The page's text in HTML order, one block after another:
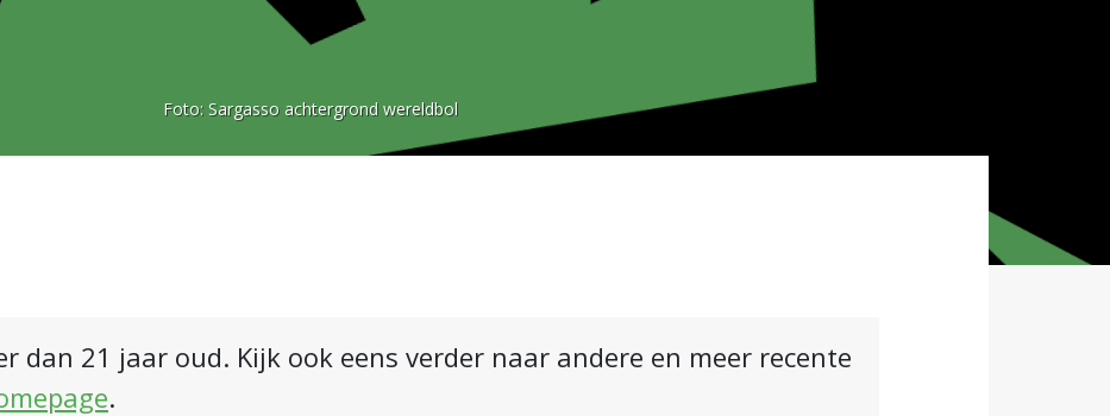
Foto: Sargasso achtergrond wereldbol
dan 21 jaar oud. Kijk ook eens verder naar andere en meer recente
.